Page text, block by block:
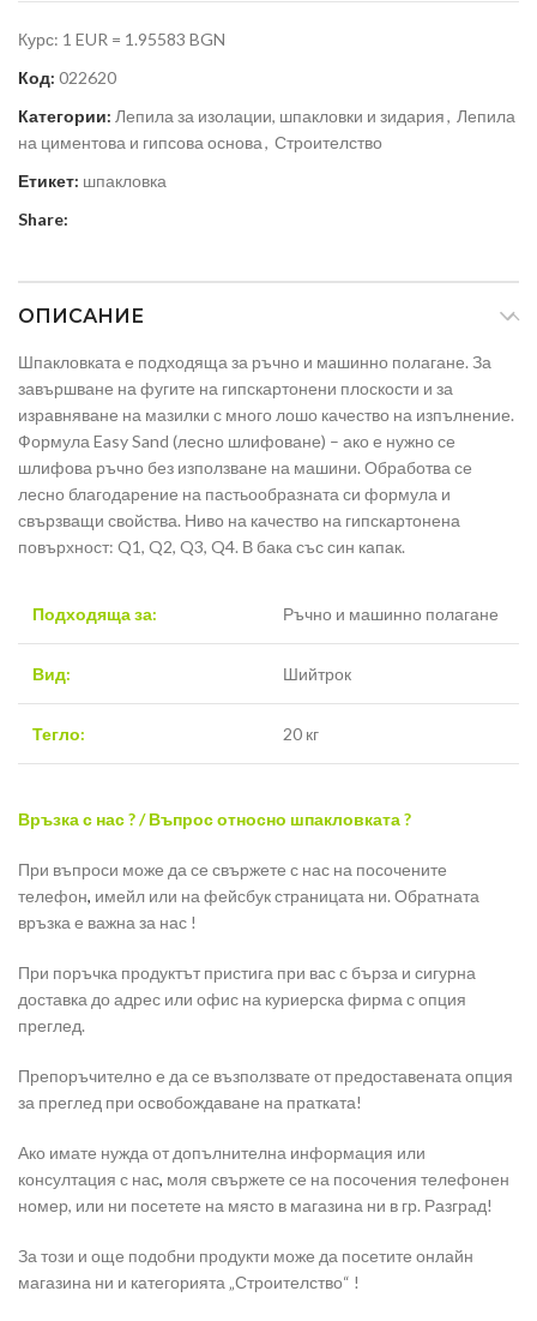
Курс: 1 EUR = 1.95583 BGN
Код: 022620
Категории: Лепила за изолации, шпакловки и зидария, Лепила
на циментова и гипсова основа, Строителство
Етикет: шпакловка
Share:
ОПИСАНИЕ
Шпакловката е подходяща за ръчно и мaшинно полагане. За
завършване на фугите на гипскартонени плоскости и за
изравняване на мазилки с много лошо качество на изпълнение.
Формула Easy Sand (лесно шлифоване) – ако е нужно се
шлифова ръчно без използване на машини. Обработва се
лесно благодарение на пастьообразната си формула и
свързващи свойства. Ниво на качество на гипскартонена
повърхност: Q1, Q2, Q3, Q4. В бака със син капак.
Подходяща за: Ръчно и машинно полагане
Вид: Шийтрок
Тегло: 20 кг
Връзка с нас ? / Въпрос относно шпакловката ?
При въпроси може да се свържете с нас на посочените
телефон, имейл или на фейсбук страницата ни. Обратната
връзка е важна за нас !
При поръчка продуктът пристига при вас с бърза и сигурна
доставка до адрес или офис на куриерска фирма с опция
преглед.
Препоръчително е да се възползвате от предоставената опция
за преглед при освобождаване на пратката!
Ако имате нужда от допълнителна информация или
консултация с нас, моля свържете се на посочения телефонен
номер, или ни посетете на място в магазина ни в гр. Разград!
За този и още подобни продукти може да посетите онлайн
магазина ни и категорията „Строителство“ !